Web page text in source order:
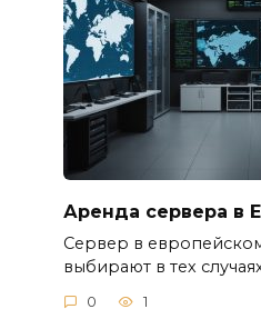
Аренда сервера в
Сервер в
выбирают в тех
0 1